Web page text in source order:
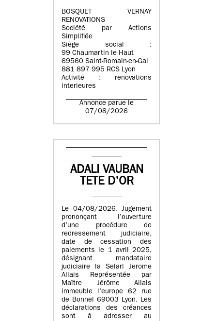
BOSQUET VERNAY
RENOVATIONS
Société par Actions
Simplifiée
Siège social :
99 Chaumartin le Haut
69560 Saint-Romain-en-Gal
881 897 995 RCS Lyon
Activité : renovations
interieures
Annonce parue le
07/08/2026
ADALI VAUBAN
TETE D'OR
Le 04/08/2026. Jugement
prononçant l’ouverture
d’une procédure de
redressement judiciaire,
date de cessation des
paiements le 1 avril 2025,
désignant mandataire
judiciaire la Selarl Jerome
Allais Représentée par
Maître Jérôme Allais
immeuble l’europe 62 rue
de Bonnel 69003 Lyon. Les
déclarations des créances
sont à adresser au